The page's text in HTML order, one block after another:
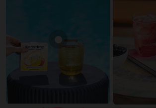
Zobrazit produkt APPLE